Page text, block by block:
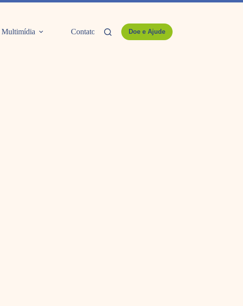
Multimídia Contato Doe e Ajude